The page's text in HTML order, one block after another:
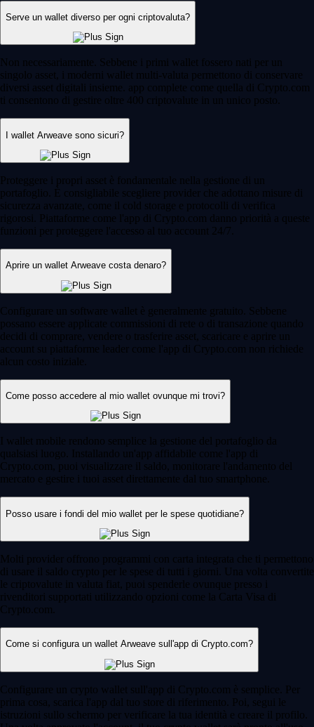
Serve un wallet diverso per ogni criptovaluta?
Non necessariamente. Sebbene i primi wallet fossero nati per un
singolo asset, i moderni wallet multi-valuta permettono di conservare
diversi asset digitali insieme. app complete come quella di Crypto.com
ti consentono di gestire oltre 400 criptovalute in un unico posto.
I wallet Arweave sono sicuri?
Proteggere i propri asset è fondamentale nella gestione di un
portafoglio. È consigliabile scegliere provider che adottano misure di
sicurezza avanzate, come il cold storage e protocolli di verifica
rigorosi. Piattaforme come l'app di Crypto.com danno priorità a queste
funzioni per proteggere l'accesso al tuo account 24/7.
Aprire un wallet Arweave costa denaro?
Configurare un software wallet è generalmente gratuito. Sebbene
possano essere applicate commissioni di rete o di transazione quando
decidi di comprare, vendere o trasferire asset, scaricare e aprire un
account su piattaforme leader come l'app di Crypto.com non richiede
alcun costo iniziale.
Come posso accedere al mio wallet ovunque mi trovi?
I wallet mobile rendono semplice la gestione del portafoglio da
qualsiasi luogo. Installando un'app affidabile come l'app di
Crypto.com, puoi visualizzare il saldo, monitorare l'andamento del
mercato e gestire i tuoi asset direttamente dal tuo smartphone.
Posso usare i fondi del mio wallet per le spese quotidiane?
Molti provider offrono programmi con carta integrata che ti permettono
di usare il saldo crypto per le spese di tutti i giorni. Una volta convertite
le criptovalute in valuta fiat, puoi spenderle ovunque presso i
rivenditori supportati utilizzando opzioni come la Carta Visa di
Crypto.com.
Come si configura un wallet Arweave sull'app di Crypto.com?
Configurare un crypto wallet sull'app di Crypto.com è semplice. Per
prima cosa, scarica l'app dal tuo store di riferimento. Poi, segui le
istruzioni sullo schermo per verificare la tua identità e creare il profilo.